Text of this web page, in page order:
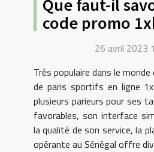
code promo
Sénégal ?26 avril 2023
Très populaire dans le
de paris sportifs en ligne
plusieurs parieurs pour ses
favorables, son interface
la qualité de son service, la
opérante au Sénégal offre